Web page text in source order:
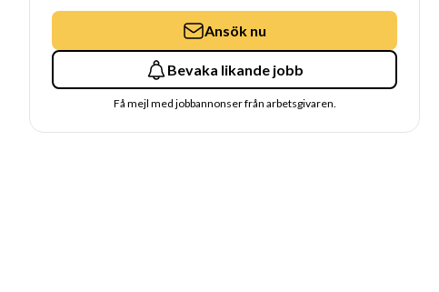
Ansök nu
Bevaka likande jobb
Få mejl med jobbannonser från arbetsgivaren.